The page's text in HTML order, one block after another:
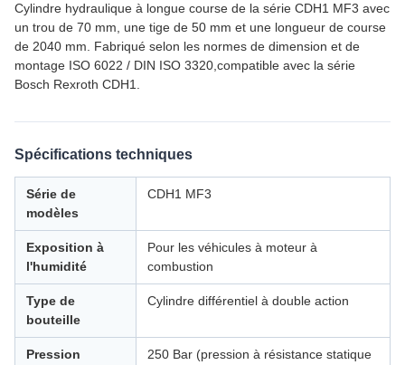
Cylindre hydraulique à longue course de la série CDH1 MF3 avec
un trou de 70 mm, une tige de 50 mm et une longueur de course
de 2040 mm. Fabriqué selon les normes de dimension et de
montage ISO 6022 / DIN ISO 3320,compatible avec la série
Bosch Rexroth CDH1.
Spécifications techniques
Série de
modèles
CDH1 MF3
Exposition à
l'humidité
Pour les véhicules à moteur à
combustion
Type de
bouteille
Cylindre différentiel à double action
Pression
250 Bar (pression à résistance statique